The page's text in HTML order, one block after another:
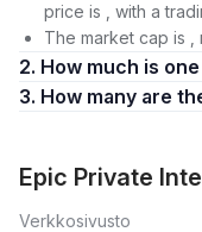
price is , with a
The market cap is ,
2. How much is
3. How many
Epic Private
Verkkosivusto